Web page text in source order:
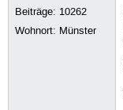
Beiträge: 10262
Wohnort: Münster